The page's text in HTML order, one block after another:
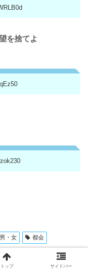
を捨てよ
男・女 都会
トップ サイドバー